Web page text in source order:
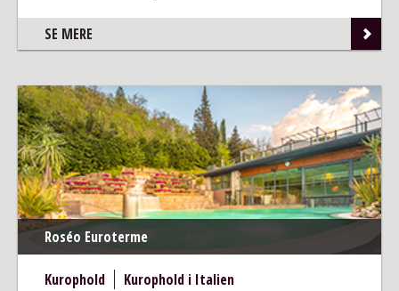
SE MERE
Roséo Euroterme
Kurophold Kurophold i Italien